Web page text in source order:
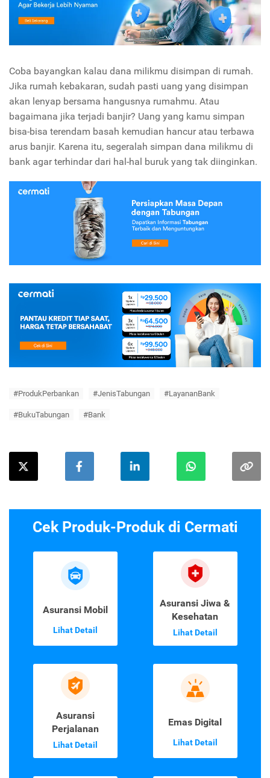
Coba bayangkan kalau dana milikmu disimpan di rumah.
Jika rumah kebakaran, sudah pasti uang yang disimpan
akan lenyap bersama hangusnya rumahmu. Atau
bagaimana jika terjadi banjir? Uang yang kamu simpan
bisa-bisa terendam basah kemudian hancur atau terbawa
arus banjir. Karena itu, segeralah simpan dana milikmu di
bank agar terhindar dari hal-hal buruk yang tak diinginkan.
#ProdukPerbankan #JenisTabungan #LayananBank
#BukuTabungan #Bank
Cek Produk-Produk di Cermati
Asuransi Mobil
Lihat Detail
Asuransi Jiwa &
Kesehatan
Lihat Detail
Asuransi
Perjalanan
Lihat Detail
Emas Digital
Lihat Detail